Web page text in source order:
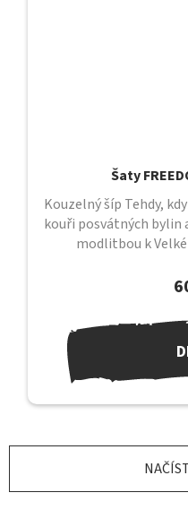
Šaty
Kouzelný šíp Tehdy,
kouři posvátných bylin
modlitbou k